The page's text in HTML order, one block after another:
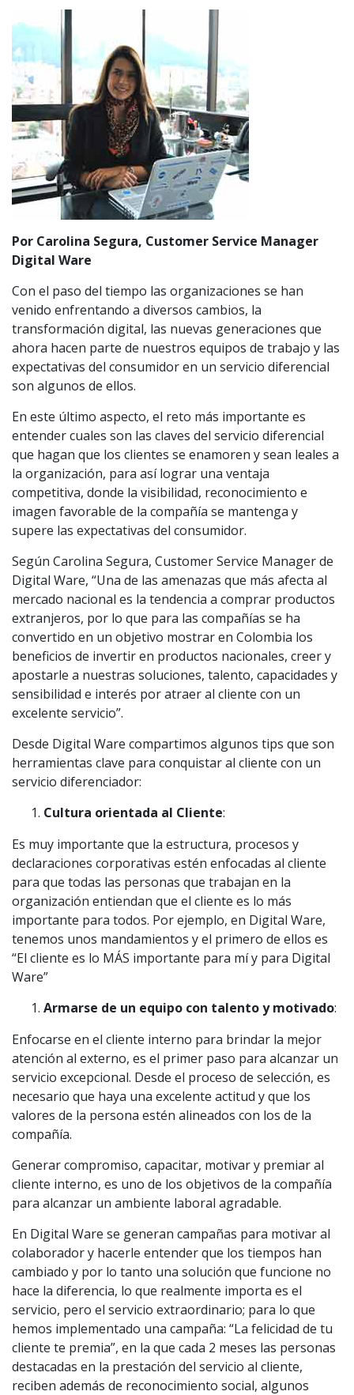
Por Carolina Segura, Customer Service Manager
Digital Ware
Con el paso del tiempo las organizaciones se han
venido enfrentando a diversos cambios, la
transformación digital, las nuevas generaciones que
ahora hacen parte de nuestros equipos de trabajo y las
expectativas del consumidor en un servicio diferencial
son algunos de ellos.
En este último aspecto, el reto más importante es
entender cuales son las claves del servicio diferencial
que hagan que los clientes se enamoren y sean leales a
la organización, para así lograr una ventaja
competitiva, donde la visibilidad, reconocimiento e
imagen favorable de la compañía se mantenga y
supere las expectativas del consumidor.
Según Carolina Segura, Customer Service Manager de
Digital Ware, “Una de las amenazas que más afecta al
mercado nacional es la tendencia a comprar productos
extranjeros, por lo que para las compañías se ha
convertido en un objetivo mostrar en Colombia los
beneficios de invertir en productos nacionales, creer y
apostarle a nuestras soluciones, talento, capacidades y
sensibilidad e interés por atraer al cliente con un
excelente servicio”.
Desde Digital Ware compartimos algunos tips que son
herramientas clave para conquistar al cliente con un
servicio diferenciador:
Cultura orientada al Cliente:
Es muy importante que la estructura, procesos y
declaraciones corporativas estén enfocadas al cliente
para que todas las personas que trabajan en la
organización entiendan que el cliente es lo más
importante para todos. Por ejemplo, en Digital Ware,
tenemos unos mandamientos y el primero de ellos es
“El cliente es lo MÁS importante para mí y para Digital
Ware”
Armarse de un equipo con talento y motivado:
Enfocarse en el cliente interno para brindar la mejor
atención al externo, es el primer paso para alcanzar un
servicio excepcional. Desde el proceso de selección, es
necesario que haya una excelente actitud y que los
valores de la persona estén alineados con los de la
compañía.
Generar compromiso, capacitar, motivar y premiar al
cliente interno, es uno de los objetivos de la compañía
para alcanzar un ambiente laboral agradable.
En Digital Ware se generan campañas para motivar al
colaborador y hacerle entender que los tiempos han
cambiado y por lo tanto una solución que funcione no
hace la diferencia, lo que realmente importa es el
servicio, pero el servicio extraordinario; para lo que
hemos implementado una campaña: “La felicidad de tu
cliente te premia”, en la que cada 2 meses las personas
destacadas en la prestación del servicio al cliente,
reciben además de reconocimiento social, algunos